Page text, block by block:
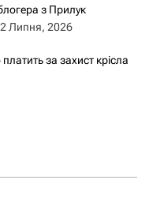
з Прилук
Липня, 2026
за захист крісла